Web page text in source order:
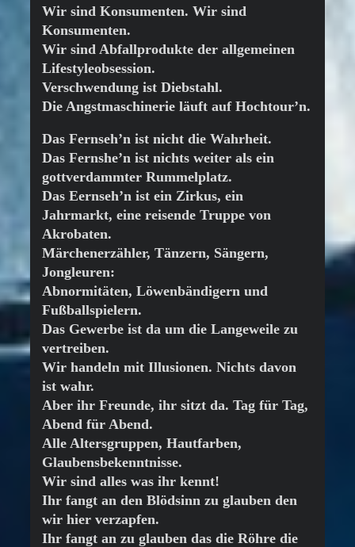
Wir sind Konsumenten. Wir sind
Konsumenten.
Wir sind Abfallprodukte der allgemeinen
Lifestyleobsession.
Verschwendung ist Diebstahl.
Die Angstmaschinerie läuft auf Hochtour’n.
Das Fernseh’n ist nicht die Wahrheit.
Das Fernshe’n ist nichts weiter als ein
gottverdammter Rummelplatz.
Das Eernseh’n ist ein Zirkus, ein
Jahrmarkt, eine reisende Truppe von
Akrobaten.
Märchenerzähler, Tänzern, Sängern,
Jongleuren:
Abnormitäten, Löwenbändigern und
Fußballspielern.
Das Gewerbe ist da um die Langeweile zu
vertreiben.
Wir handeln mit Illusionen. Nichts davon
ist wahr.
Aber ihr Freunde, ihr sitzt da. Tag für Tag,
Abend für Abend.
Alle Altersgruppen, Hautfarben,
Glaubensbekenntnisse.
Wir sind alles was ihr kennt!
Ihr fangt an den Blödsinn zu glauben den
wir hier verzapfen.
Ihr fangt an zu glauben das die Röhre die